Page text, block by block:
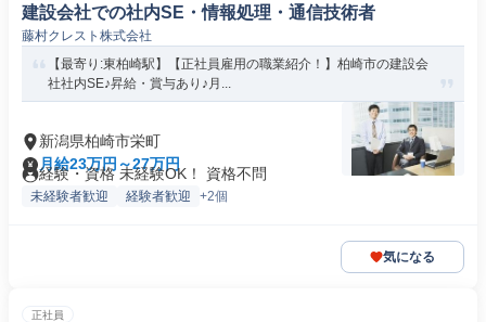
建設会社での社内SE・情報処理・通信技術者
藤村クレスト株式会社
【最寄り:東柏崎駅】【正社員雇用の職業紹介！】柏崎市の建設会
社社内SE♪昇給・賞与あり♪月...
新潟県柏崎市栄町
月給23万円～27万円
経験・資格 未経験OK！ 資格不問
未経験者歓迎 経験者歓迎 +2個
気になる
正社員